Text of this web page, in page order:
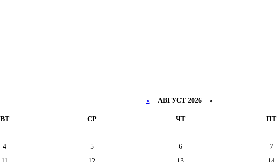
«АВГУСТ 2026 »
ВТ СР ЧТ ПТ
4 5 6 7